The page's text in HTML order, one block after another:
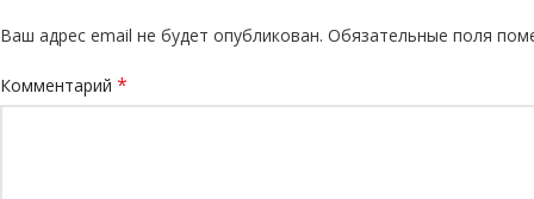
Ваш адрес email не будет опубликован. Обязательные поля
Комментарий *